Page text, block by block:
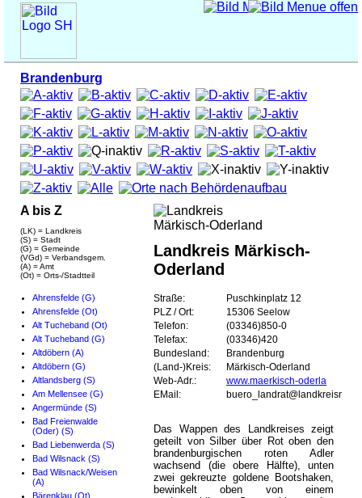
Brandenburg
A bis Z
(LK) = Landkreis
(S) = Stadt
(G) = Gemeinde
(VGd) = Verbandsgem.
(A) = Amt
(Ot) = Orts-/Stadtteil
Ahrensfelde (G)
Ahrensfelde (Ot)
Alt Tucheband (Ot)
Alt Tucheband (G)
Altdöbern (A)
Altdöbern (G)
Altlandsberg (S)
Am Mellensee (G)
Angermünde (S)
Bad Freienwalde
(Oder) (S)
Bad Liebenwerda (S)
Bad Wilsnack (S)
Bad Wilsnack/Weisen
(A)
Bärenklau (Ot)
Landkreis Märkisch-
Oderland
Straße:
Puschkinplatz 12
PLZ / Ort:
15306 Seelow
Telefon:
(03346)850-0
Telefax:
(03346)420
Bundesland:
Brandenburg
(Land-)Kreis:
Märkisch-Oderland
Web-Adr.:
www.maerkisch-oderla
EMail:
Das Wappen des Landkreises zeigt
geteilt von Silber über Rot oben den
brandenburgischen roten Adler
wachsend (die obere Hälfte), unten
zwei gekreuzte goldene Bootshaken,
bewinkelt oben von einem